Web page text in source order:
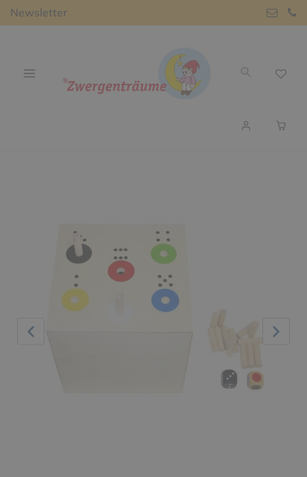
Newsletter